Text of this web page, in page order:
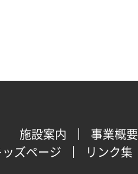
施設案内
事業概要
ッズページ
リンク集